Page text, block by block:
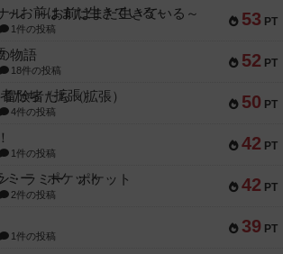
53 PT
ル ～お前はまだ生きている～
1件の投稿
52 PT
物語
18件の投稿
50 PT
険者たち（拡張）
4件の投稿
42 PT
1件の投稿
42 PT
・ラミー ポケット
2件の投稿
39 PT
1件の投稿